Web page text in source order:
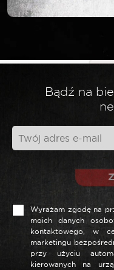
Wymagane pola są
Twoja opinia*
Nazwa *
Bądź na
Wyrażam zgodę na
moich danych
kontaktowego, w
marketingu
przy użyciu
kierowanych na